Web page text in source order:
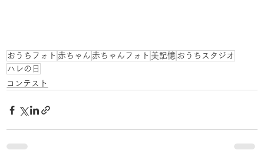
おうちフォト 赤ちゃん 赤ちゃんフォト 美記憶 おうちスタジオ
ハレの日
コンテスト